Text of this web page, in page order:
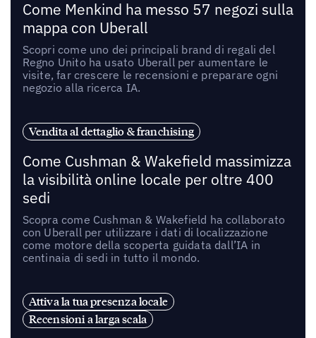
Come Menkind ha messo 57 negozi sulla
mappa con Uberall
Scopri come uno dei principali brand di regali del
Regno Unito ha usato Uberall per aumentare le
visite, far crescere le recensioni e preparare ogni
negozio alla ricerca IA.
Vendita al dettaglio & franchising
Come Cushman & Wakefield massimizza
la visibilità online locale per oltre 400
sedi
Scopra come Cushman & Wakefield ha collaborato
con Uberall per utilizzare i dati di localizzazione
come motore della scoperta guidata dall’IA in
centinaia di sedi in tutto il mondo.
Attiva la tua presenza locale
Recensioni a larga scala